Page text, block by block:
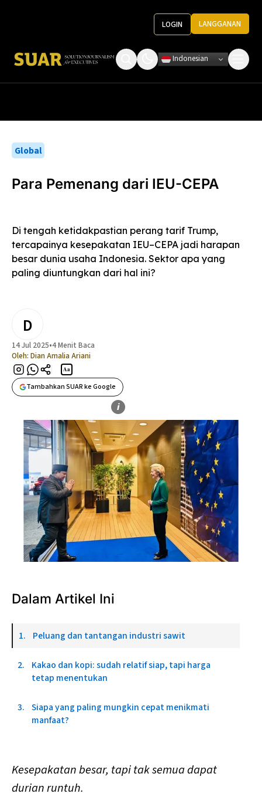
LOGIN LANGGANAN
Ketentuan Penggunaan
Indonesian
Global
Para Pemenang dari IEU-CEPA
Di tengah ketidakpastian perang tarif Trump,
tercapainya kesepakatan IEU–CEPA jadi harapan
besar dunia usaha Indonesia. Sektor apa yang
paling diuntungkan dari hal ini?
D
14 Jul 2025•4 Menit Baca
Oleh: Dian Amalia Ariani
Aa
Tambahkan SUAR ke Google
i
Dalam Artikel Ini
Peluang dan tantangan industri sawit
Kakao dan kopi: sudah relatif siap, tapi harga
tetap menentukan
Siapa yang paling mungkin cepat menikmati
manfaat?
Kesepakatan besar, tapi tak semua dapat
durian runtuh.